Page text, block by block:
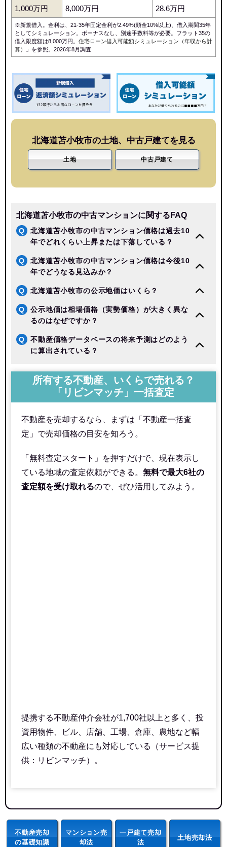
1,000万円 8,000万円 28.6万円
※新規借入。金利は、21-35年固定金利が2.49%(頭金10%以上)、借入期間35年
としてシミュレーション。ボーナスなし、別途手数料等が必要。フラット35の
借入限度額は8,000万円。 住宅ローン借入可能額シミュレーション（年収から計
算）
」を参照。2026年8月調査
北海道苫小牧市の土地、中古戸建てを見る
土地 中古戸建て
北海道苫小牧市の中古マンションに関するFAQ
Q
北海道苫小牧市の中古マンション価格は過去10
年でどれくらい上昇または下落している？
Q
北海道苫小牧市の中古マンション価格は今後10
年でどうなる見込みか？
Q 北海道苫小牧市の公示地価はいくら？
Q
公示地価は相場価格（実勢価格）が大きく異な
るのはなぜですか？
Q
不動産価格データベースの将来予測はどのよう
に算出されている？
所有する不動産、いくらで売れる？
「リビンマッチ」一括査定
不動産を売却するなら、まずは「不動産一括査
定」で売却価格の目安を知ろう。
「無料査定スタート」を押すだけで、現在表示し
ている地域の査定依頼ができる。 無料で最大6社の
査定額を受け取れるので、ぜひ活用してみよう。
提携する不動産仲介会社が1,700社以上と多く、投
資用物件、ビル、店舗、工場、倉庫、農地など幅
広い種類の不動産にも対応している（サービス提
供：リビンマッチ）。
不動産売却
の基礎知識
マンション売
却法
一戸建て売却
法
土地売却法